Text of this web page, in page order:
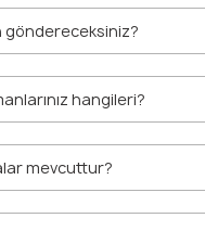
göndereceksiniz?
hangileri?
mevcuttur?